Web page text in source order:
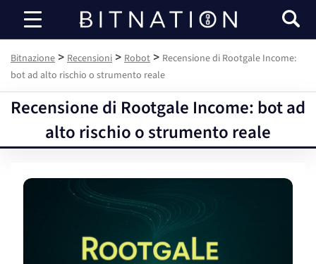
Bitnazione
Bitnazione > Recensioni > Robot > Recensione di Rootgale Income:
bot ad alto rischio o strumento reale
Recensione di Rootgale Income: bot ad
alto rischio o strumento reale